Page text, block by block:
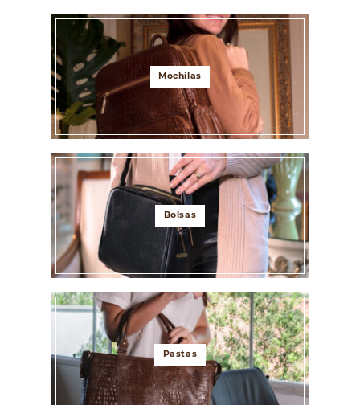
Mochilas
Bolsas
Pastas